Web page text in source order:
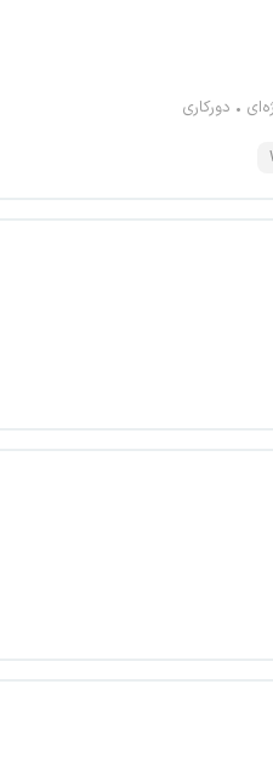
دورکاری